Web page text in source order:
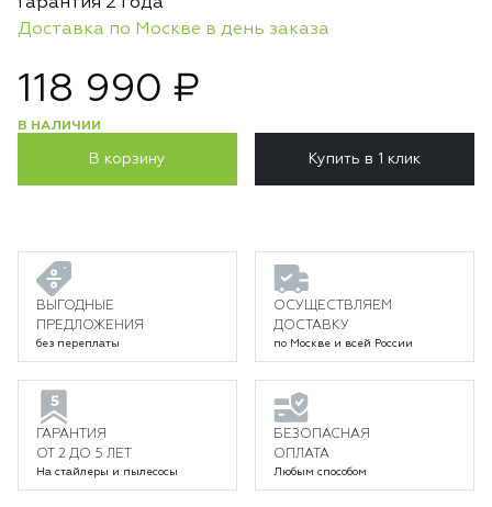
Доставка по Москве в день заказа
118 990 ₽
В НАЛИЧИИ
В корзину Купить в 1 клик
ВЫГОДНЫЕ
ПРЕДЛОЖЕНИЯ
без переплаты
ОСУЩЕСТВЛЯЕМ
ДОСТАВКУ
по Москве и всей России
ГАРАНТИЯ
ОТ 2 ДО 5 ЛЕТ
На стайлеры и пылесосы
БЕЗОПАСНАЯ
ОПЛАТА
Любым способом